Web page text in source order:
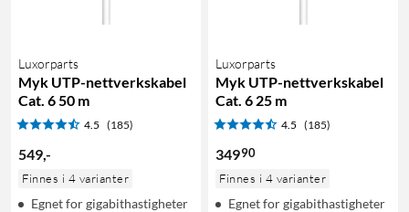
Luxorparts
Myk UTP-nettverkskabel
Cat. 6 50 m
4.5 (185)
549,-
Finnes i 4 varianter
Egnet for gigabithastigheter
Luxorparts
Myk UTP-nettverkskabel
Cat. 6 25 m
4.5 (185)
34990
Finnes i 4 varianter
Egnet for gigabithastigheter